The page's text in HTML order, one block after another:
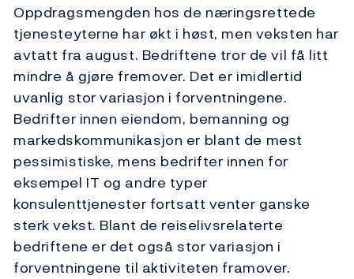
Oppdragsmengden hos de næringsrettede
tjenesteyterne har økt i høst, men veksten har
avtatt fra august. Bedriftene tror de vil få litt
mindre å gjøre fremover. Det er imidlertid
uvanlig stor variasjon i forventningene.
Bedrifter innen eiendom, bemanning og
markedskommunikasjon er blant de mest
pessimistiske, mens bedrifter innen for
eksempel IT og andre typer
konsulenttjenester fortsatt venter ganske
sterk vekst. Blant de reiselivsrelaterte
bedriftene er det også stor variasjon i
forventningene til aktiviteten framover.